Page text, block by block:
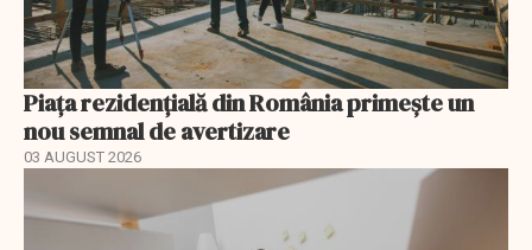
Piața rezidențială din România primește un
nou semnal de avertizare
03 AUGUST 2026